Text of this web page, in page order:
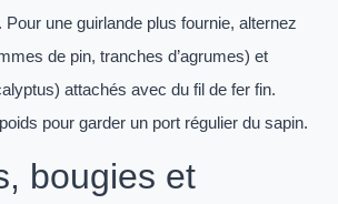
une guirlande plus fournie, alternez
de pin, tranches d’agrumes) et
attachés avec du fil de fer fin.
pour garder un port régulier du sapin.
bougies et